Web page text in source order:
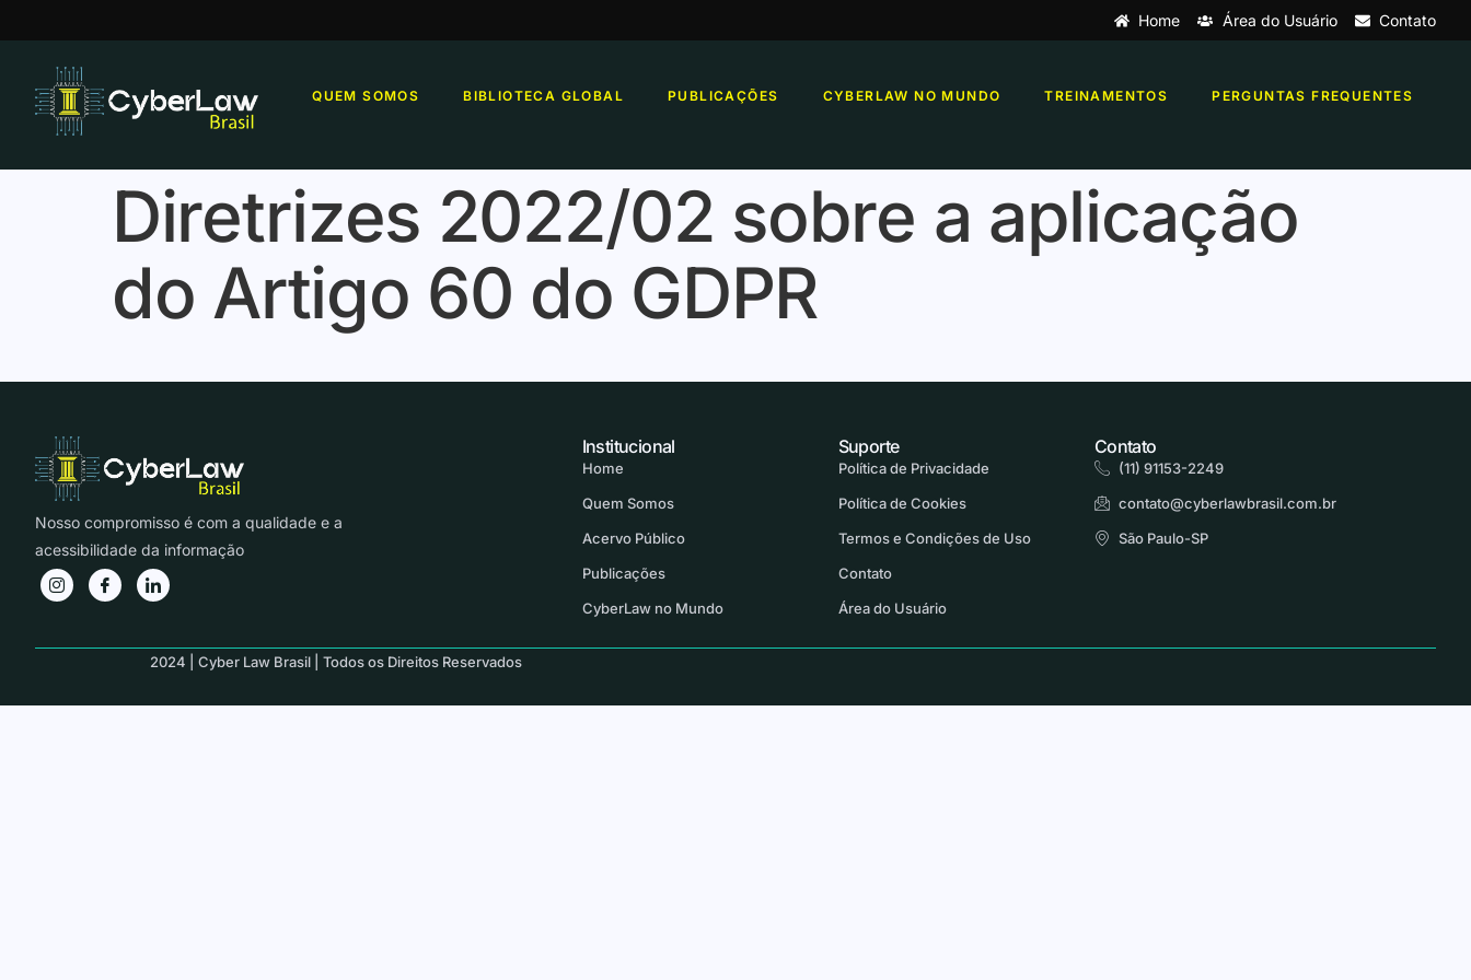
Home Área do Usuário Contato
QUEM SOMOS BIBLIOTECA GLOBAL PUBLICAÇÕES CYBERLAW NO MUNDO TREINAMENTOS PERGUNTAS FREQUENTES
Diretrizes 2022/02 sobre a aplicação
do Artigo 60 do GDPR
Nosso compromisso é com a qualidade e a
acessibilidade da informação
Suporte
Política de Privacidade
Política de Cookies
Termos e Condições de Uso
Contato
Área do Usuário
Contato
(11) 91153-2249
contato@cyberlawbrasil.com.br
São Paulo-SP
Institucional
Home
Quem Somos
Acervo Público
Publicações
CyberLaw no Mundo
2024 | Cyber Law Brasil | Todos os Direitos Reservados